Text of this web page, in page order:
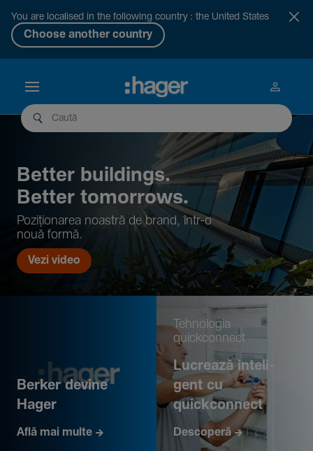
You are localised in the following country : the United States
Choose another country
Better buil­dings.
Better tomor­rows.
Pozi­țio­narea noastră de brand, într-o
nouă formă.
Vezi video
Berker devine
Hager
Află mai multe
Tehno­logia
quickconnect
Lucrează inte­li­
gent cu
quickconnect
Descoperă